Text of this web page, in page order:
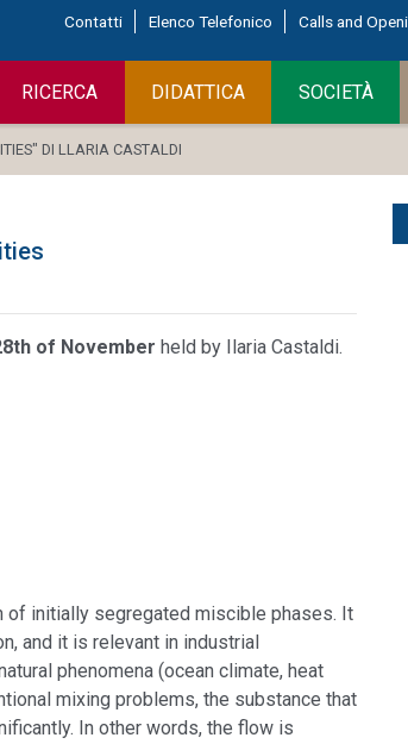
Contatti Elenco Telefonico Calls and
RICERCA DIDATTICA SOCIETÀ
DI LLARIA CASTALDI
of November held by Ilaria Castaldi.
initially segregated miscible phases. It
and it is relevant in industrial
phenomena (ocean climate, heat
mixing problems, the substance that
In other words, the flow is